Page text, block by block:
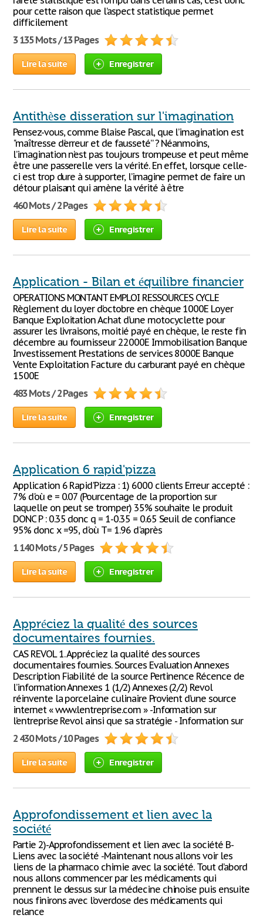
pour cette raison que l’aspect statistique permet
difficilement
3 135 Mots / 13 Pages
Lire la suite Enregistrer
Antithèse disseration sur l'imagination
Pensez-vous, comme Blaise Pascal, que l’imagination est
"maîtresse d'erreur et de fausseté” ? Néanmoins,
l’imagination n’est pas toujours trompeuse et peut même
être une passerelle vers la vérité. En effet, lorsque celle-
ci est trop dure à supporter, l’imagine permet de faire un
détour plaisant qui amène la vérité à être
460 Mots / 2 Pages
Lire la suite Enregistrer
Application - Bilan et équilibre financier
OPERATIONS MONTANT EMPLOI RESSOURCES CYCLE
Règlement du loyer d’octobre en chèque 1000E Loyer
Banque Exploitation Achat d’une motocyclette pour
assurer les livraisons, moitié payé en chèque, le reste fin
décembre au fournisseur 22000E Immobilisation Banque
Investissement Prestations de services 8000E Banque
Vente Exploitation Facture du carburant payé en chèque
1500E
483 Mots / 2 Pages
Lire la suite Enregistrer
Application 6 rapid'pizza
Application 6 Rapid'Pizza : 1) 6000 clients Erreur accepté :
7% d'où e = 0.07 (Pourcentage de la proportion sur
laquelle on peut se tromper) 35% souhaite le produit
DONC P : 0.35 donc q = 1-0.35 = 0.65 Seuil de confiance
95% donc x =95, d'où T= 1.96 d'après
1 140 Mots / 5 Pages
Lire la suite Enregistrer
Appréciez la qualité des sources
documentaires fournies.
CAS REVOL 1. Appréciez la qualité des sources
documentaires fournies. Sources Evaluation Annexes
Description Fiabilité de la source Pertinence Récence de
l’information Annexes 1 (1/2) Annexes (2/2) Revol
réinvente la porcelaine culinaire Provient d’une source
internet « www.lentreprise.com » -Information sur
l’entreprise Revol ainsi que sa stratégie - Information sur
2 430 Mots / 10 Pages
Lire la suite Enregistrer
Approfondissement et lien avec la
société
Partie 2)-Approfondissement et lien avec la société B-
Liens avec la société -Maintenant nous allons voir les
liens de la pharmaco chimie avec la société. Tout d’abord
nous allons commencer par les médicaments qui
prennent le dessus sur la médecine chinoise puis ensuite
nous finirons avec l’overdose des médicaments qui
relance